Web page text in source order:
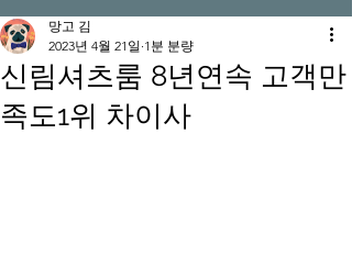
신림셔츠룸 8년연속 고객만
족도1위 차이사
망고 김
2023년 4월 21일 1분 분량